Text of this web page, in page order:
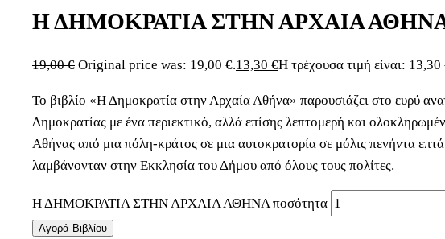
Η ΔΗΜΟΚΡΑΤΙΑ ΣΤΗΝ ΑΡΧΑΙΑ
19,00€ Original price was: 19,00 €.13,30 €Η τρέχουσα τιμή είναι: 13,30
Το βιβλίο «Η Δημοκρατία στην Αρχαία Αθήνα» παρουσιάζει στο ευρύ
Δημοκρατίας με ένα περιεκτικό, αλλά επίσης λεπτομερή και
Αθήνας από μια πόλη-κράτος σε μια αυτοκρατορία σε μόλις πενήντα
λαμβάνονταν στην Εκκλησία του Δήμου από όλους τους πολίτες.
Η ΔΗΜΟΚΡΑΤΙΑ ΣΤΗΝ ΑΡΧΑΙΑ ΑΘΗΝΑ ποσότητα
Αγορά Βιβλίου